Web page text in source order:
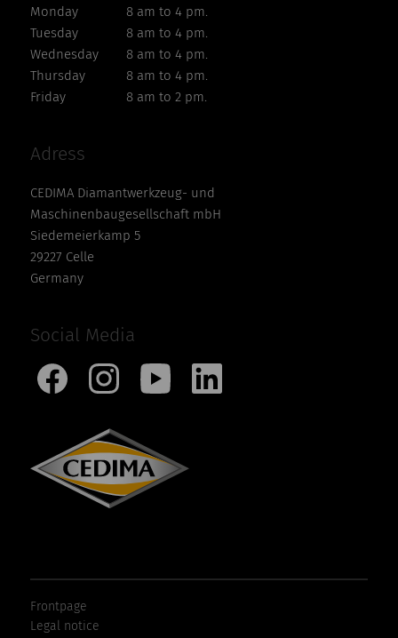
Monday
8 am to 4 pm.
Tuesday
8 am to 4 pm.
Wednesday
8 am to 4 pm.
Thursday
8 am to 4 pm.
Friday
8 am to 2 pm.
Adress
CEDIMA Diamantwerkzeug- und
Maschinenbaugesellschaft mbH
Siedemeierkamp 5
29227 Celle
Germany
Social Media
Frontpage
Legal notice